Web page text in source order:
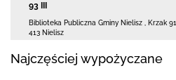
93 III
Biblioteka Publiczna Gminy Nielisz Krzak 91
413 Nielisz
Najczęściej wypożyczane